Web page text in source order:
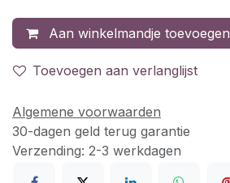
Aan winkelmandje toevoegen
Toevoegen aan verlanglijst
Algemene voorwaarden
30-dagen geld terug garantie
Verzending: 2-3 werkdagen